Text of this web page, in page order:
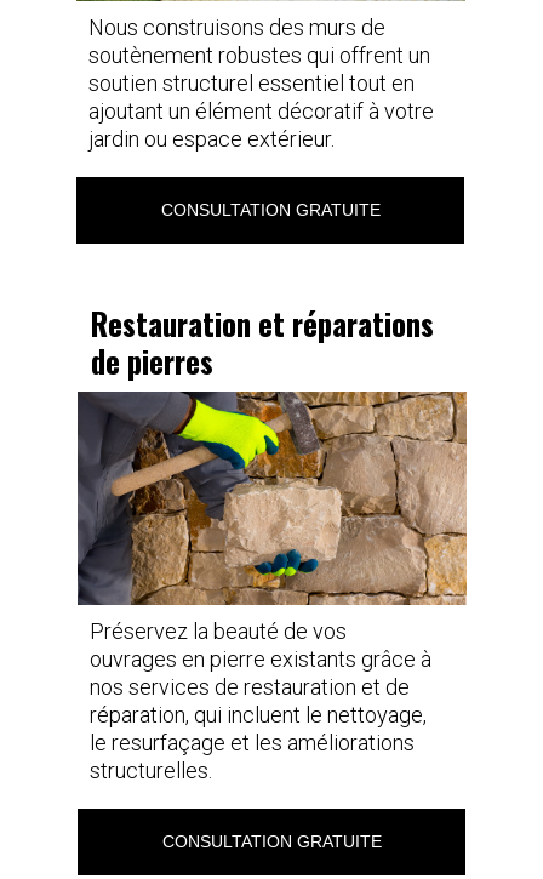
Restauration et réparations
de pierres
CONSULTATION GRATUITE
Préservez la beauté de vos
ouvrages en pierre existants grâce à
nos services de restauration et de
réparation, qui incluent le nettoyage,
le resurfaçage et les améliorations
structurelles.
CONSULTATION GRATUITE
Nous construisons des murs de
soutènement robustes qui offrent un
soutien structurel essentiel tout en
ajoutant un élément décoratif à votre
jardin ou espace extérieur.